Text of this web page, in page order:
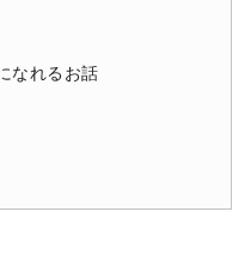
なれるお話